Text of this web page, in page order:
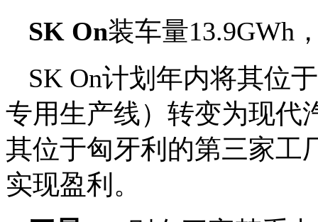
SK On装车量13.9GWh
SK On计划年内将其位
专用生产线）转变为现代
其位于匈牙利的第三家工
实现盈利。